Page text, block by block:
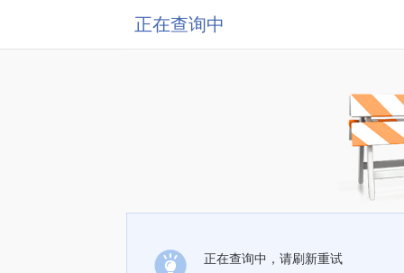
正在查询中
正在查询中，请刷新重试